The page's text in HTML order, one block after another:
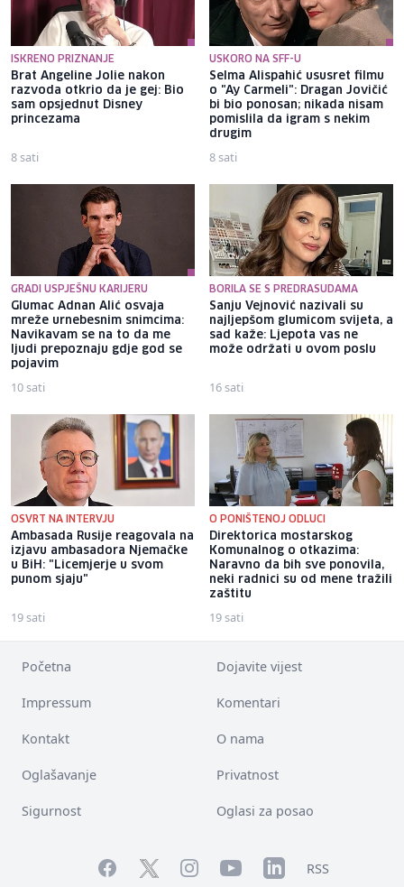
ISKRENO PRIZNANJE
Brat Angeline Jolie nakon
razvoda otkrio da je gej: Bio
sam opsjednut Disney
princezama
8 sati
USKORO NA SFF-U
Selma Alispahić ususret filmu
o "Ay Carmeli": Dragan Jovičić
bi bio ponosan; nikada nisam
pomislila da igram s nekim
drugim
8 sati
GRADI USPJEŠNU KARIJERU
Glumac Adnan Alić osvaja
mreže urnebesnim snimcima:
Navikavam se na to da me
ljudi prepoznaju gdje god se
pojavim
10 sati
BORILA SE S PREDRASUDAMA
Sanju Vejnović nazivali su
najljepšom glumicom svijeta, a
sad kaže: Ljepota vas ne
može održati u ovom poslu
16 sati
OSVRT NA INTERVJU
Ambasada Rusije reagovala na
izjavu ambasadora Njemačke
u BiH: "Licemjerje u svom
punom sjaju"
19 sati
O PONIŠTENOJ ODLUCI
Direktorica mostarskog
Komunalnog o otkazima:
Naravno da bih sve ponovila,
neki radnici su od mene tražili
zaštitu
19 sati
Početna Dojavite vijest
Impressum Komentari
Kontakt O nama
Oglašavanje Privatnost
Sigurnost Oglasi za posao
FacebookTwitterInstagramYouTubeLinkedInRSS